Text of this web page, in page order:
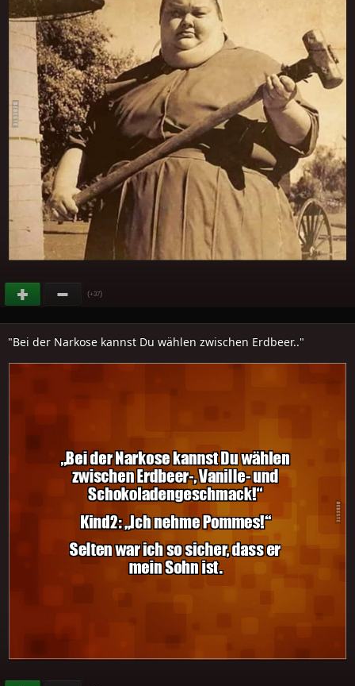
(+37)
"Bei der Narkose kannst Du wählen zwischen Erdbeer.."